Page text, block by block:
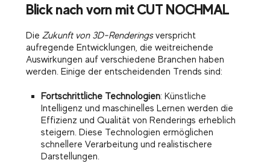
Blick nach vorn mit CUT NOCHMAL
Die Zukunft von 3D-Renderingsverspricht
aufregende Entwicklungen, die weitreichende
Auswirkungen auf verschiedene Branchen haben
werden. Einige der entscheidenden Trends sind:
Fortschrittliche Technologien: Künstliche
Intelligenz und maschinelles Lernen werden die
Effizienz und Qualität von Renderings erheblich
steigern. Diese Technologien ermöglichen
schnellere Verarbeitung und realistischere
Darstellungen.